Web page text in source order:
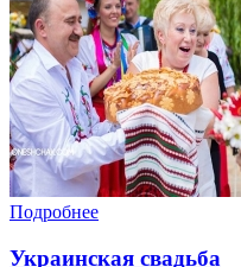
Подробнее
Украинская свадьба